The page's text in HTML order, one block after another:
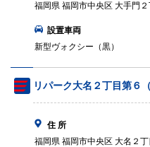
福岡県 福岡市中央区 大手門２
設置車両
新型ヴォクシー（黒）
リパーク大名２丁目第６
住 所
福岡県 福岡市中央区 大名２丁